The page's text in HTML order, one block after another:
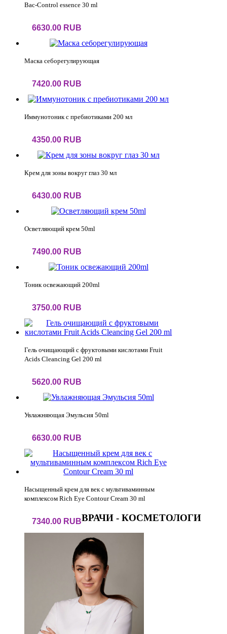
Bac-Control essence 30 ml
6630.00 RUB
Маска себорегулирующая
7420.00 RUB
Иммунотоник с пребиотиками 200 мл
4350.00 RUB
Крем для зоны вокруг глаз 30 мл
6430.00 RUB
Осветляющий крем 50ml
7490.00 RUB
Тоник освежающий 200ml
3750.00 RUB
Гель очищающий с фруктовыми кислотами Fruit
Acids Cleancing Gel 200 ml
5620.00 RUB
Увлажняющая Эмульсия 50ml
6630.00 RUB
Насыщенный крем для век с мультиваминным
комплексом Rich Eye Contour Cream 30 ml
7340.00 RUBВРАЧИ - КОСМЕТОЛОГИ